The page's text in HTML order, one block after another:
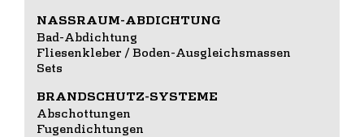
NASSRAUM-ABDICHTUNG
Bad-Abdichtung
Fliesenkleber / Boden-Ausgleichsmassen
Sets
BRANDSCHUTZ-SYSTEME
Abschottungen
Fugendichtungen